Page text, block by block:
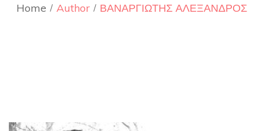
Home Author ΒΑΝΑΡΓΙΩΤΗΣ ΑΛΕΞΑΝΔΡΟΣ